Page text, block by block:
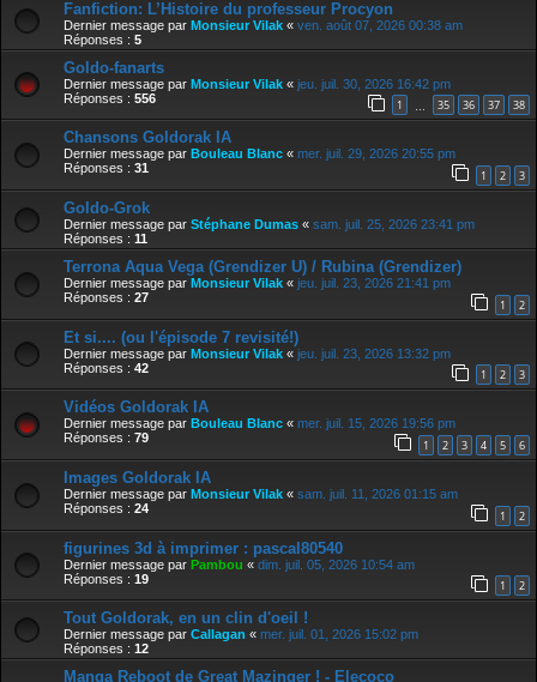
Fanfiction: L’Histoire du professeur Procyon
Dernier message par Monsieur Vilak « ven. août 07, 2026 00:38 am
Réponses : 5
Goldo-fanarts
Dernier message par Monsieur Vilak « jeu. juil. 30, 2026 16:42 pm
Réponses : 556 1 35 36 37 38
Chansons Goldorak IA
Dernier message par Bouleau Blanc « mer. juil. 29, 2026 20:55 pm
Réponses : 31 1 2 3
Goldo-Grok
Dernier message par Stéphane Dumas « sam. juil. 25, 2026 23:41 pm
Réponses : 11
Terrona Aqua Vega (Grendizer U) / Rubina (Grendizer)
Dernier message par Monsieur Vilak « jeu. juil. 23, 2026 21:41 pm
Réponses : 27 1 2
Et si.... (ou l'épisode 7 revisité!)
Dernier message par Monsieur Vilak « jeu. juil. 23, 2026 13:32 pm
Réponses : 42 1 2 3
Vidéos Goldorak IA
Dernier message par Bouleau Blanc « mer. juil. 15, 2026 19:56 pm
Réponses : 79 1 2 3 4 5 6
Images Goldorak IA
Dernier message par Monsieur Vilak « sam. juil. 11, 2026 01:15 am
Réponses : 24 1 2
figurines 3d à imprimer : pascal80540
Dernier message par Pambou « dim. juil. 05, 2026 10:54 am
Réponses : 19 1 2
Tout Goldorak, en un clin d'oeil !
Dernier message par Callagan « mer. juil. 01, 2026 15:02 pm
Réponses : 12
Manga Reboot de Great Mazinger ! - Elecoco